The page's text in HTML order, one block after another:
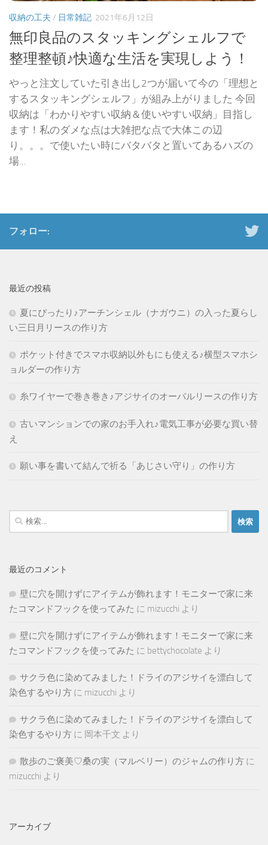
収納の工夫 / 日常雑記 2021年6月12日
無印良品のスタッキングシェルフで
整理整頓♪快適な生活を実現しよう！
やっと注文していた引き出し2つが届いて今の「理想と
するスタッキングシェルフ」が組み上がりました 今回
収納は「わかりやすい収納＆使いやすい収納」目指し
ます！私のダメな点は大雑把な点で大体この辺
り。。。で使いたい時にバタバタと置いてあるハズの
場...
フォロー:
最近の投稿
夏にぴったり♪アーチンシェル（ナガウニ）の入った夏らし
い三日月リースの作り方
ポケット付きでスマホ収納以外もにも使える♪横型スマホシ
ョルダーの作り方
糸ワイヤーで巻き巻き♪アジサイのオーバルリースの作り方
古いマンションでの家のお手入れ♪電気工事が必要な買い替
え
願い事を書いて結んで祈る「あじさい守り」の作り方
検
索:
最近のコメント
壁に穴を開けずにアイテムが飾れます！モニターで家に来
たコマンドフックを使ってみた に mizucchi より
壁に穴を開けずにアイテムが飾れます！モニターで家に来
たコマンドフックを使ってみた に bettychocolate より
サクラ色に染めてみました！ドライのアジサイを漂白して
染色するやり方 に mizucchi より
サクラ色に染めてみました！ドライのアジサイを漂白して
染色するやり方 に 岡本千文 より
散歩のご褒美♡桑の実（マルベリー）のジャムの作り方 に
mizucchi より
アーカイブ